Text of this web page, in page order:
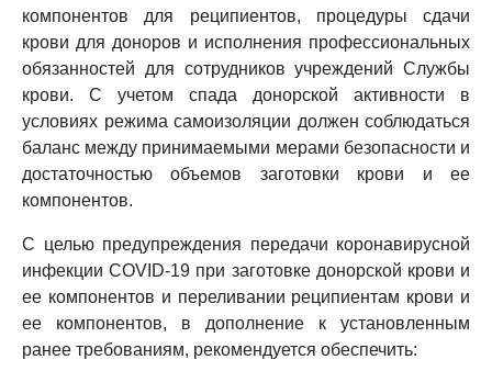
компонентов для реципиентов, процедуры сдачи
крови для доноров и исполнения профессиональных
обязанностей для сотрудников учреждений Службы
крови. С учетом спада донорской активности в
условиях режима самоизоляции должен соблюдаться
баланс между принимаемыми мерами безопасности и
достаточностью объемов заготовки крови и ее
компонентов.
С целью предупреждения передачи коронавирусной
инфекции COVID-19 при заготовке донорской крови и
ее компонентов и переливании реципиентам крови и
ее компонентов, в дополнение к установленным
ранее требованиям, рекомендуется обеспечить: